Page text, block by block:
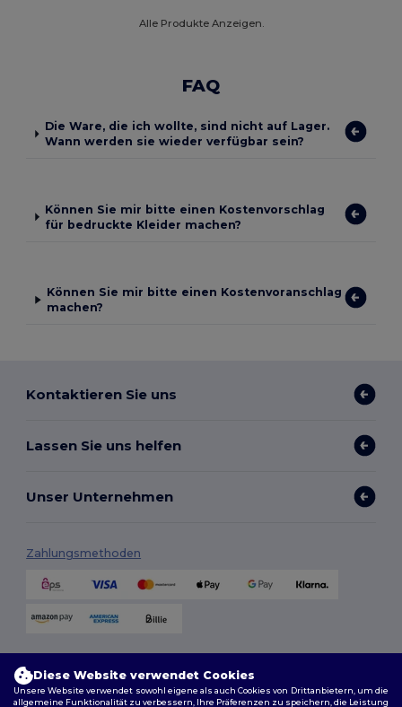
Alle Produkte Anzeigen.
FAQ
Die Ware, die ich wollte, sind nicht auf Lager.
Wann werden sie wieder verfügbar sein?
Können Sie mir bitte einen Kostenvorschlag
für bedruckte Kleider machen?
Können Sie mir bitte einen Kostenvoranschlag
machen?
Kontaktieren Sie uns
Lassen Sie uns helfen
Unser Unternehmen
Zahlungsmethoden
Diese Website verwendet Cookies
Unsere Website verwendet sowohl eigene als auch Cookies von Drittanbietern, um die
allgemeine Funktionalität zu verbessern, Ihre Präferenzen zu speichern, die Leistung